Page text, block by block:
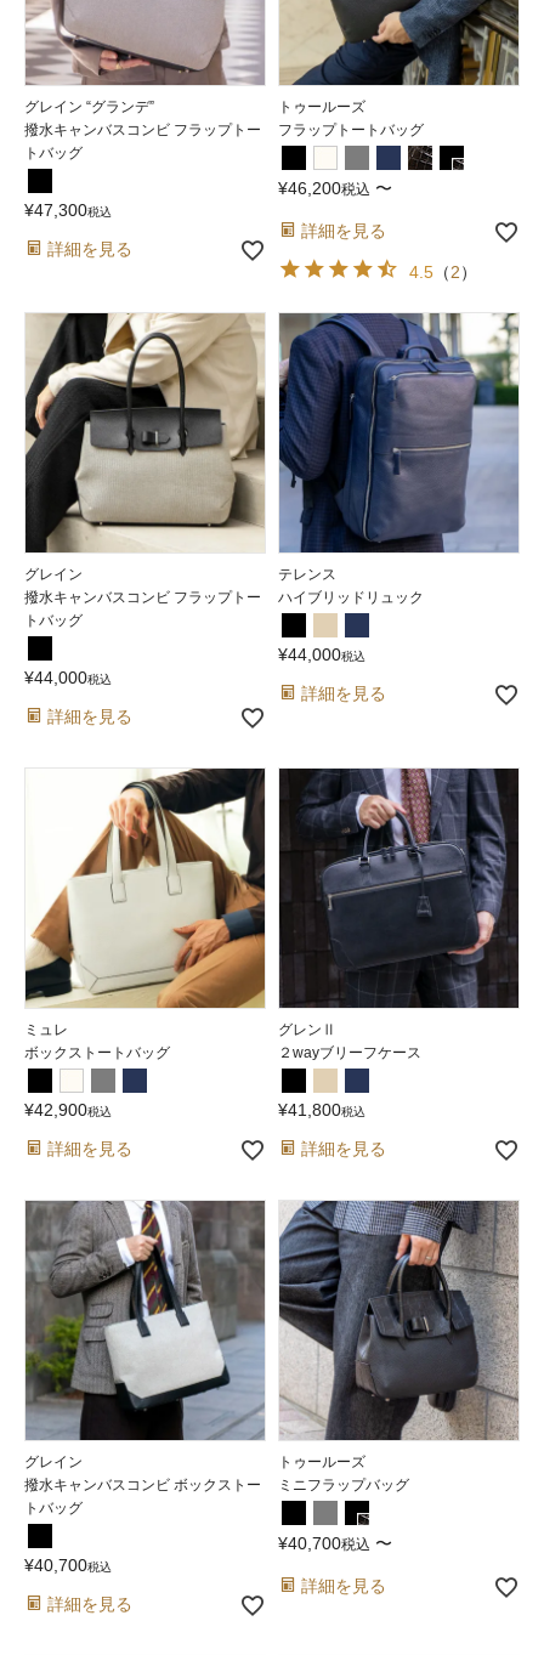
グレイン “グランデ”
撥水キャンバスコンビ フラップトー
トバッグ
¥47,300税込
詳細を見る
トゥールーズ
フラップトートバッグ
¥46,200税込 〜
詳細を見る
4.5 （2）
グレイン
撥水キャンバスコンビ フラップトー
トバッグ
¥44,000税込
詳細を見る
テレンス
ハイブリッドリュック
¥44,000税込
詳細を見る
ミュレ
ボックストートバッグ
¥42,900税込
詳細を見る
グレンⅡ
２wayブリーフケース
¥41,800税込
詳細を見る
グレイン
撥水キャンバスコンビ ボックストー
トバッグ
¥40,700税込
詳細を見る
トゥールーズ
ミニフラップバッグ
¥40,700税込 〜
詳細を見る